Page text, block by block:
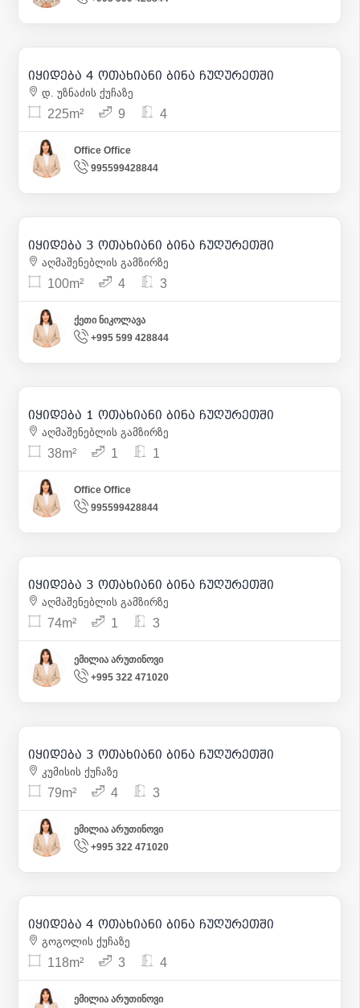
44
670 000 | m² 2 978
იყიდება 4 ოთახიანი ბინა ჩუღურეთში
დ. უზნაძის ქუჩაზე
225m² 9 4
Office Office
995599428844
14
225 000 | m² 2 250
იყიდება 3 ოთახიანი ბინა ჩუღურეთში
აღმაშენებლის გამზირზე
100m² 4 3
ქეთი ნიკოლავა
+995 599 428844
12
68 000 | m² 1 789
იყიდება 1 ოთახიანი ბინა ჩუღურეთში
აღმაშენებლის გამზირზე
38m² 1 1
Office Office
995599428844
9
157 000 | m² 2 107
იყიდება 3 ოთახიანი ბინა ჩუღურეთში
აღმაშენებლის გამზირზე
74m² 1 3
ემილია არუთინოვი
+995 322 471020
6
173 800 | m² 2 200
იყიდება 3 ოთახიანი ბინა ჩუღურეთში
კუმისის ქუჩაზე
79m² 4 3
ემილია არუთინოვი
+995 322 471020
26
162 000 | m² 1 373
იყიდება 4 ოთახიანი ბინა ჩუღურეთში
გოგოლის ქუჩაზე
118m² 3 4
ემილია არუთინოვი